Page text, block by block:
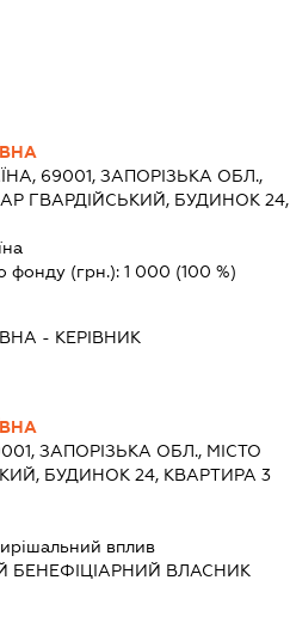
69001, ЗАПОРІЗЬКА ОБЛ.,
ГВАРДІЙСЬКИЙ, БУДИНОК 24,
фонду (грн.): 1 000 (100 %)
- КЕРІВНИК
ЗАПОРІЗЬКА ОБЛ., МІСТО
БУДИНОК 24, КВАРТИРА 3
вплив
БЕНЕФІЦІАРНИЙ ВЛАСНИК